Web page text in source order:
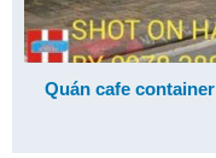
Quán cafe